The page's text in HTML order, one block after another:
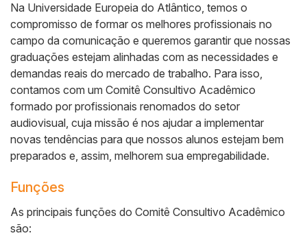
Cuerpo
Na Universidade Europeia do Atlântico, temos o
compromisso de formar os melhores profissionais no
campo da comunicação e queremos garantir que nossas
graduações estejam alinhadas com as necessidades e
demandas reais do mercado de trabalho. Para isso,
contamos com um Comitê Consultivo Acadêmico
formado por profissionais renomados do setor
audiovisual, cuja missão é nos ajudar a implementar
novas tendências para que nossos alunos estejam bem
preparados e, assim, melhorem sua empregabilidade.
Funções
As principais funções do Comitê Consultivo Acadêmico
são: